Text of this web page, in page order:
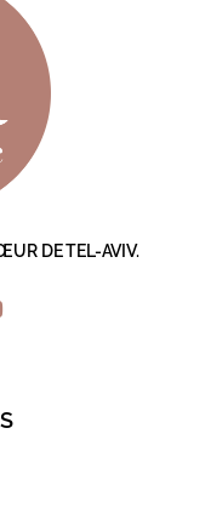
DE TEL-AVIV.